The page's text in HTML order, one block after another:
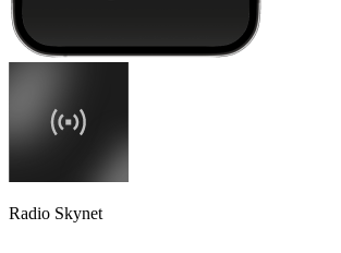
Radio Skynet